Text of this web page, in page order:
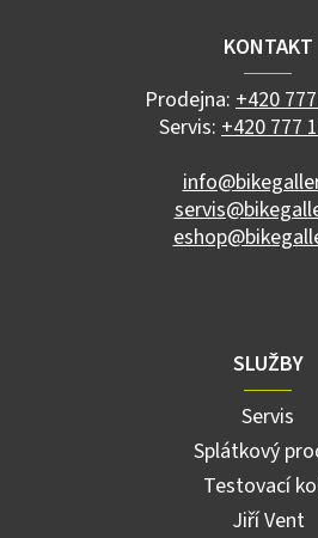
KONTAKT
Prodejna: +420
Servis: +420 777
SLUŽBY
Servis
Splátkový
Testovací
Jiří Vent